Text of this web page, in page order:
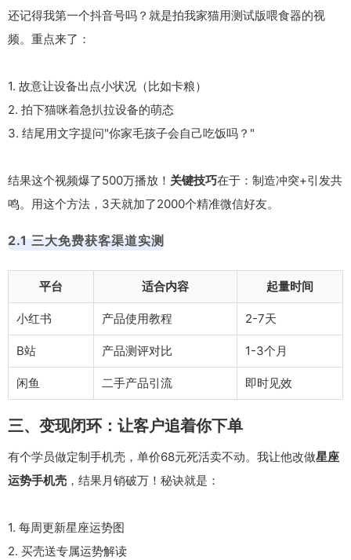
还记得我第一个抖音号吗？就是拍我家猫用测试版喂食器的视
频。重点来了：
1. 故意让设备出点小状况（比如卡粮）
2. 拍下猫咪着急扒拉设备的萌态
3. 结尾用文字提问"你家毛孩子会自己吃饭吗？"
结果这个视频爆了500万播放！ 关键技巧在于：制造冲突+引发共
鸣。用这个方法，3天就加了2000个精准微信好友。
2.1 三大免费获客渠道实测
平台 适合内容 起量时间
小红书 产品使用教程 2-7天
B站 产品测评对比 1-3个月
闲鱼 二手产品引流 即时见效
三、变现闭环：让客户追着你下单
有个学员做定制手机壳，单价68元死活卖不动。我让他改做星座
运势手机壳 ，结果月销破万！秘诀就是：
1. 每周更新星座运势图
2. 买壳送专属运势解读